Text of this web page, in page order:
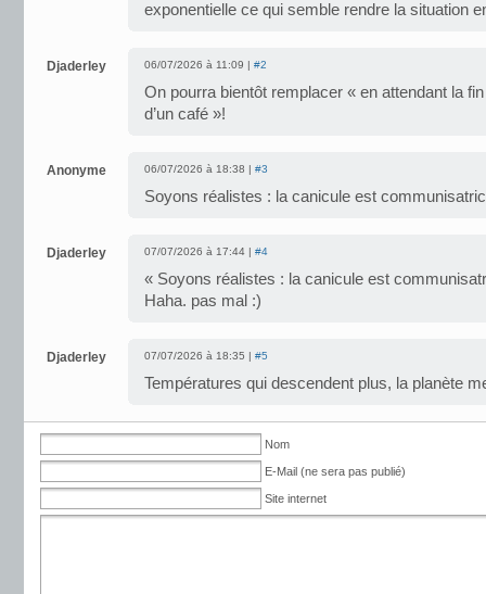
exponentielle ce qui semble rendre la situation
Djaderley 06/07/2026 à 11:09 | #2
On pourra bientôt remplacer « en attendant la
d’un café »!
Anonyme 06/07/2026 à 18:38 | #3
Soyons réalistes : la canicule est
Djaderley 07/07/2026 à 17:44 | #4
« Soyons réalistes : la canicule est
Haha. pas mal :)
Djaderley 07/07/2026 à 18:35 | #5
Températures qui descendent plus, la planète
Nom
E-Mail (ne sera pas publié)
Site internet